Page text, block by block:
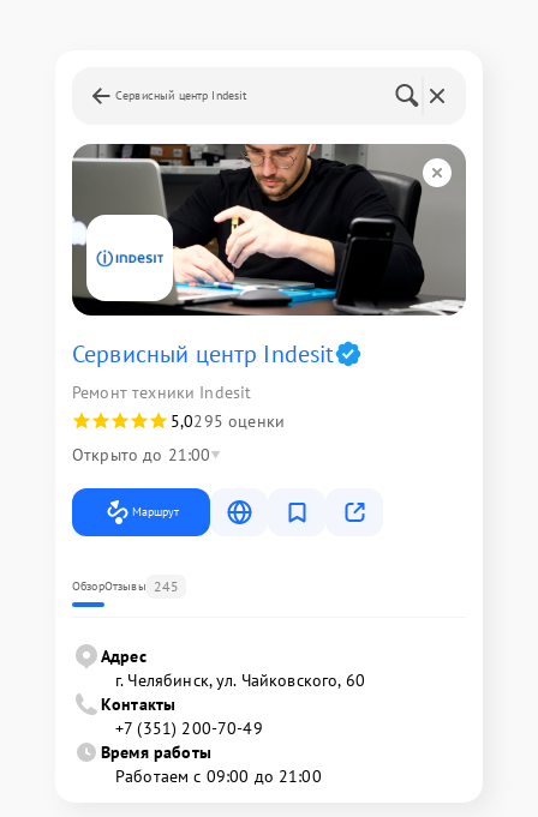
Сервисный центр Indesit
Сервисный центр Indesit
Ремонт техники Indesit
5,0295 оценки
Открыто до 21:00
Маршрут
ОбзорОтзывы 245
Адрес
г. Челябинск, ул. Чайковского, 60
Контакты
+7 (351) 200-70-49
Время работы
Работаем с 09:00 до 21:00